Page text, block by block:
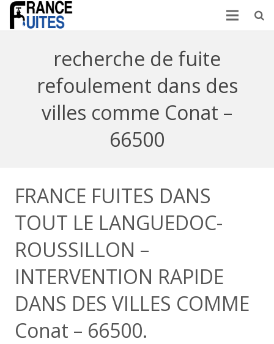
recherche de fuite
refoulement dans des
villes comme Conat –
66500
FRANCE FUITES DANS
TOUT LE LANGUEDOC-
ROUSSILLON –
INTERVENTION RAPIDE
DANS DES VILLES COMME
Conat – 66500.